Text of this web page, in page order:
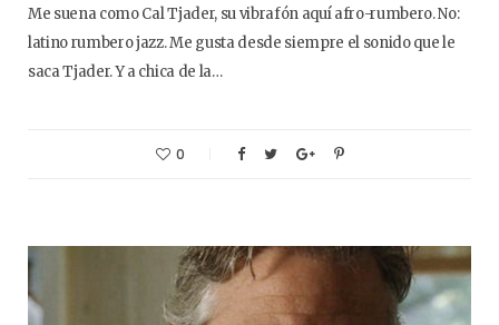
Me suena como Cal Tjader, su vibrafón aquí afro-rumbero. No:
latino rumbero jazz. Me gusta desde siempre el sonido que le
saca Tjader. Y a chica de la…
0